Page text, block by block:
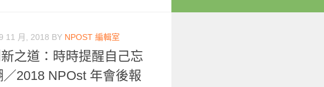
11 月, 2018 BY NPOST 編輯室
之道：時時提醒自己忘
2018 NPOst 年會後報